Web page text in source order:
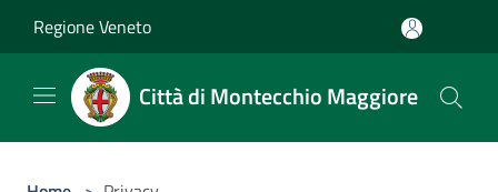
Regione Veneto
Città di Montecchio Maggiore